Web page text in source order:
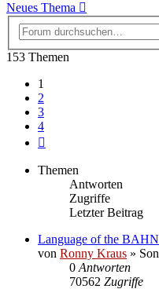
Neues Thema
153 Themen
1
2
3
4
Themen
Antworten
Zugriffe
Letzter Beitrag
Language of the
von Ronny Kraus »
0 Antworten
70562 Zugriffe